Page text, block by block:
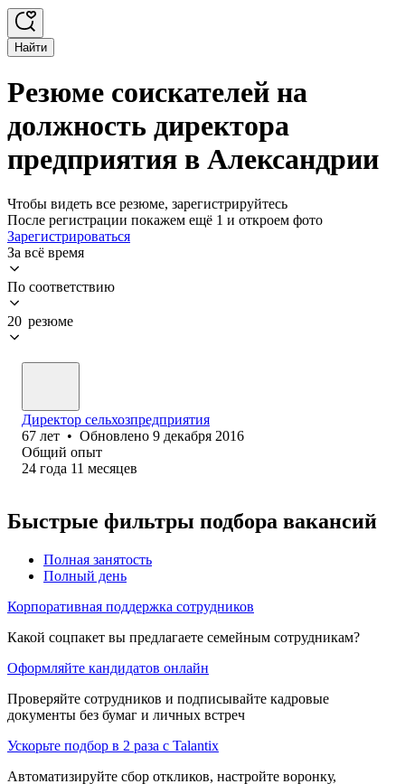
Найти
Резюме соискателей на
должность директора
предприятия в Александрии
Чтобы видеть все резюме, зарегистрируйтесь
После регистрации покажем ещё 1 и откроем фото
Зарегистрироваться
За всё время
По соответствию
20 резюме
Директор сельхозпредприятия
67 лет • Обновлено 9 декабря 2016
Общий опыт
24 года 11 месяцев
Быстрые фильтры подбора вакансий
Полная занятость
Полный день
Корпоративная поддержка сотрудников
Какой соцпакет вы предлагаете семейным сотрудникам?
Оформляйте кандидатов онлайн
Проверяйте сотрудников и подписывайте кадровые
документы без бумаг и личных встреч
Ускорьте подбор в 2 раза с Talantix
Автоматизируйте сбор откликов, настройте воронку,